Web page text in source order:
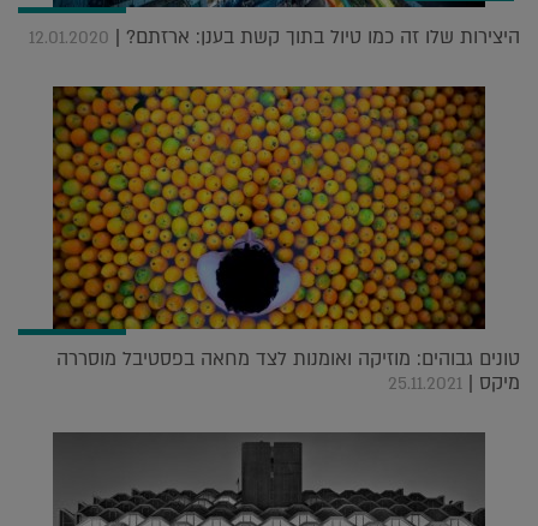
היצירות שלו זה כמו טיול בתוך קשת בענן: ארזתם? | 12.01.2020
טונים גבוהים: מוזיקה ואומנות לצד מחאה בפסטיבל מוסררה
מיקס | 25.11.2021